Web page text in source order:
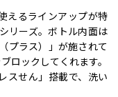
えるラインアップが特
リーズ。ボトル内面は
プラス）」が施されて
ロックしてくれます。
スせん」搭載で、洗い